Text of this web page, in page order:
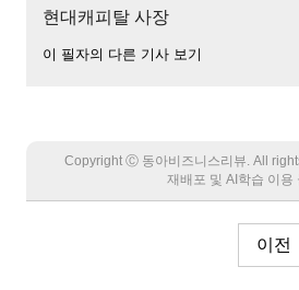
현대캐피탈 사장
이 필자의 다른 기사 보기
Copyright Ⓒ 동아비즈니스리뷰. All
재배포 및 AI학습 이용
이전